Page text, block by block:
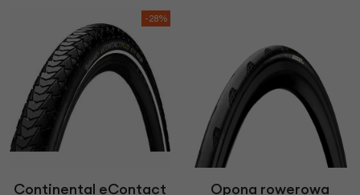
-28%
Continental eContact Opona rowerowa